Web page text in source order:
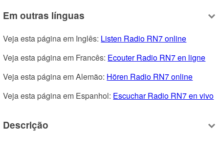
Em outras línguas
Veja esta página em Inglês: Listen Radio RN7 online
Veja esta página em Francês: Ecouter Radio RN7 en ligne
Veja esta página em Alemão: Hören Radio RN7 online
Veja esta página em Espanhol: Escuchar Radio RN7 en vivo
Descrição